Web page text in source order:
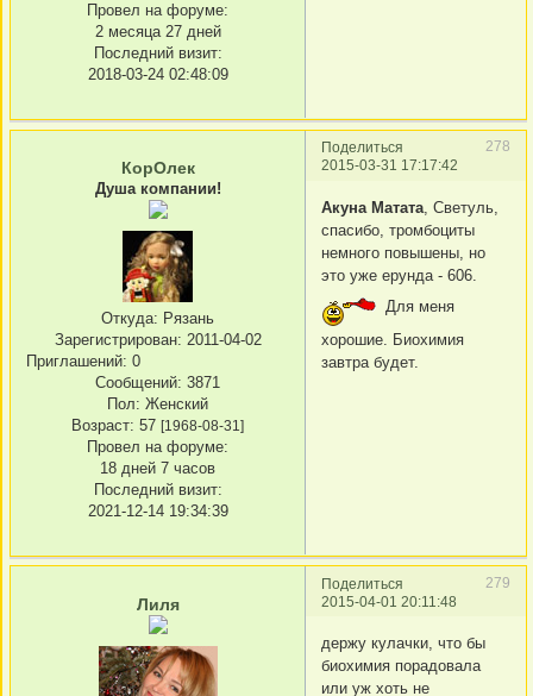
Провел на форуме:
2 месяца 27 дней
Последний визит:
2018-03-24 02:48:09
Поделиться
278
2015-03-31 17:17:42
КорОлек
Душа компании!
Откуда: Рязань
Зарегистрирован: 2011-04-02
Приглашений: 0
Сообщений: 3871
Пол: Женский
Возраст: 57 [1968-08-31]
Провел на форуме:
18 дней 7 часов
Последний визит:
2021-12-14 19:34:39
Акуна Матата , Светуль,
спасибо, тромбоциты
немного повышены, но
это уже ерунда - 606.
Для меня
хорошие. Биохимия
завтра будет.
Поделиться
279
2015-04-01 20:11:48
Лиля
держу кулачки, что бы
биохимия порадовала
или уж хоть не